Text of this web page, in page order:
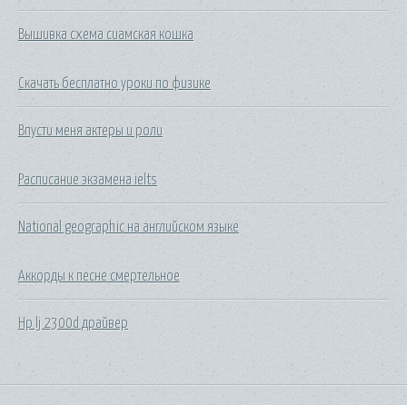
Вышивка схема сиамская кошка
Скачать бесплатно уроки по физике
Впусти меня актеры и роли
Расписание экзамена ielts
National geographic на английском языке
Аккорды к песне смертельное
Hp lj 2300d драйвер